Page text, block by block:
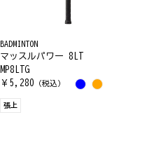
BADMINTON
マッスルパワー 8LT
MP8LTG
￥ 5,280 （税込）
張上